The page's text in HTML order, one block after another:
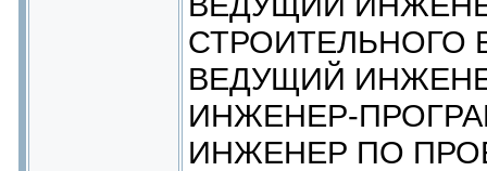
СТРОИТЕЛЬНОГО
ВЕДУЩИЙ
ИНЖЕНЕР-
ИНЖЕНЕР ПО